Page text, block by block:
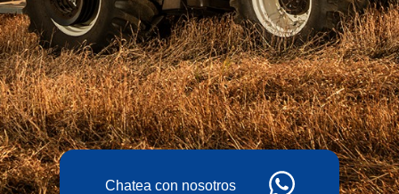
Chatea con nosotros